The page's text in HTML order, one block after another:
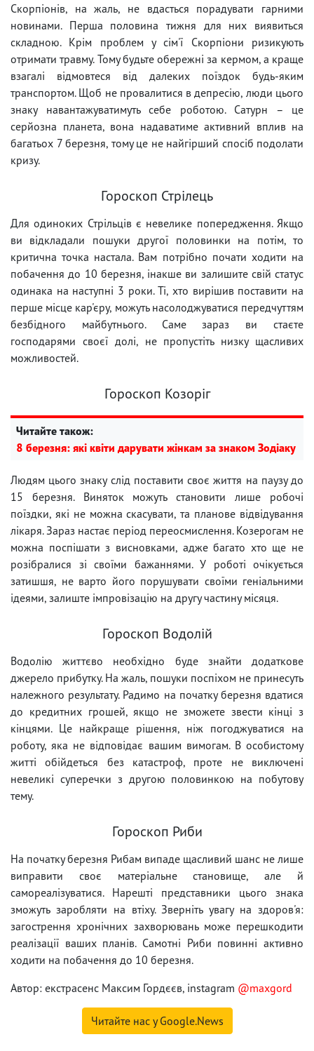
Скорпіонів, на жаль, не вдасться порадувати гарними
новинами. Перша половина тижня для них виявиться
складною. Крім проблем у сім'ї Скорпіони ризикують
отримати травму. Тому будьте обережні за кермом, а краще
взагалі відмовтеся від далеких поїздок будь-яким
транспортом. Щоб не провалитися в депресію, люди цього
знаку навантажуватимуть себе роботою. Сатурн – це
серйозна планета, вона надаватиме активний вплив на
багатьох 7 березня, тому це не найгірший спосіб подолати
кризу.
Гороскоп Стрілець
Для одиноких Стрільців є невелике попередження. Якщо
ви відкладали пошуки другої половинки на потім, то
критична точка настала. Вам потрібно почати ходити на
побачення до 10 березня, інакше ви залишите свій статус
одинака на наступні 3 роки. Ті, хто вирішив поставити на
перше місце кар'єру, можуть насолоджуватися передчуттям
безбідного майбутнього. Саме зараз ви стаєте
господарями своєї долі, не пропустіть низку щасливих
можливостей.
Гороскоп Козоріг
Читайте також:
8 березня: які квіти дарувати жінкам за знаком Зодіаку
Людям цього знаку слід поставити своє життя на паузу до
15 березня. Виняток можуть становити лише робочі
поїздки, які не можна скасувати, та планове відвідування
лікаря. Зараз настає період переосмислення. Козерогам не
можна поспішати з висновками, адже багато хто ще не
розібралися зі своїми бажаннями. У роботі очікується
затишшя, не варто його порушувати своїми геніальними
ідеями, залиште імпровізацію на другу частину місяця.
Гороскоп Водолій
Водолію життєво необхідно буде знайти додаткове
джерело прибутку. На жаль, пошуки поспіхом не принесуть
належного результату. Радимо на початку березня вдатися
до кредитних грошей, якщо не зможете звести кінці з
кінцями. Це найкраще рішення, ніж погоджуватися на
роботу, яка не відповідає вашим вимогам. В особистому
житті обійдеться без катастроф, проте не виключені
невеликі суперечки з другою половинкою на побутову
тему.
Гороскоп Риби
На початку березня Рибам випаде щасливий шанс не лише
виправити своє матеріальне становище, але й
самореалізуватися. Нарешті представники цього знака
зможуть заробляти на втіху. Зверніть увагу на здоров'я:
загострення хронічних захворювань може перешкодити
реалізації ваших планів. Самотні Риби повинні активно
ходити на побачення до 10 березня.
Автор: екстрасенс Максим Гордєєв, instagram @maxgord
Читайте нас у Google.News